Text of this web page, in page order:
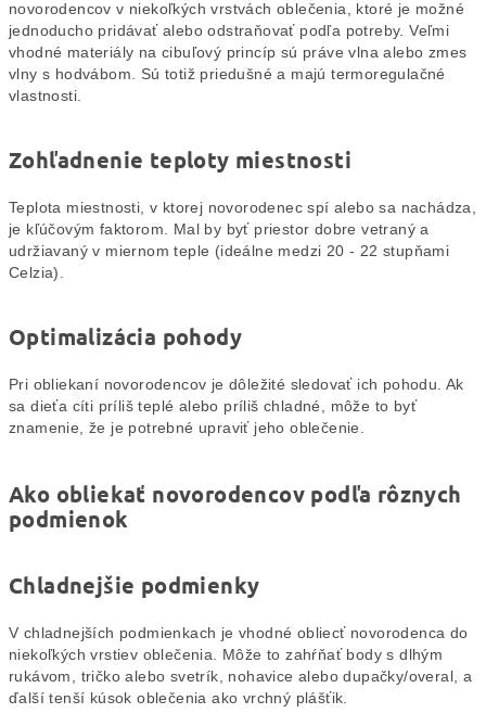
novorodencov v niekoľkých vrstvách oblečenia, ktoré je možné
jednoducho pridávať alebo odstraňovať podľa potreby. Veľmi
vhodné materiály na cibuľový princíp sú práve vlna alebo zmes
vlny s hodvábom. Sú totiž priedušné a majú termoregulačné
vlastnosti.
Zohľadnenie teploty miestnosti
Teplota miestnosti, v ktorej novorodenec spí alebo sa nachádza,
je kľúčovým faktorom. Mal by byť priestor dobre vetraný a
udržiavaný v miernom teple (ideálne medzi 20 - 22 stupňami
Celzia).
Optimalizácia pohody
Pri obliekaní novorodencov je dôležité sledovať ich pohodu. Ak
sa dieťa cíti príliš teplé alebo príliš chladné, môže to byť
znamenie, že je potrebné upraviť jeho oblečenie.
Ako obliekať novorodencov podľa rôznych
podmienok
Chladnejšie podmienky
V chladnejších podmienkach je vhodné obliecť novorodenca do
niekoľkých vrstiev oblečenia. Môže to zahŕňať body s dlhým
rukávom, tričko alebo svetrík, nohavice alebo dupačky/overal, a
ďalší tenší kúsok oblečenia ako vrchný plášťik.